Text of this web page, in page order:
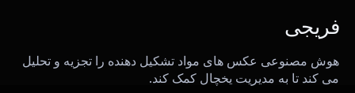
فریجی
هوش مصنوعی عکس های مواد تشکیل دهنده را تجزیه و تحلیل
می کند تا به مدیریت یخچال کمک کند.